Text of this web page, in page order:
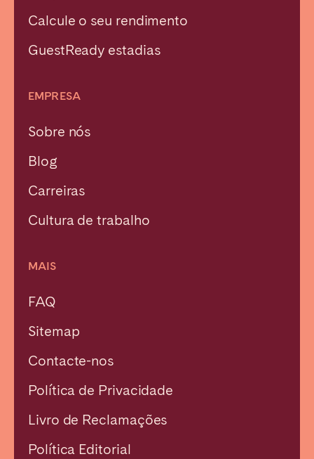
Calcule o seu rendimento
GuestReady estadias
EMPRESA
Sobre nós
Blog
Carreiras
Cultura de trabalho
MAIS
FAQ
Sitemap
Contacte-nos
Política de Privacidade
Livro de Reclamações
Política Editorial